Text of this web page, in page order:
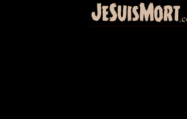
JeSuisMort